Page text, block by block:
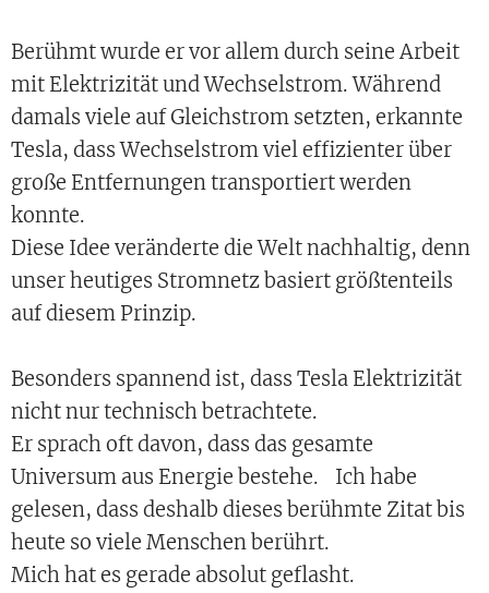
Berühmt wurde er vor allem durch seine Arbeit
mit Elektrizität und Wechselstrom. Während
damals viele auf Gleichstrom setzten, erkannte
Tesla, dass Wechselstrom viel effizienter über
große Entfernungen transportiert werden
konnte.
Diese Idee veränderte die Welt nachhaltig, denn
unser heutiges Stromnetz basiert größtenteils
auf diesem Prinzip.
Besonders spannend ist, dass Tesla Elektrizität
nicht nur technisch betrachtete.
Er sprach oft davon, dass das gesamte
Universum aus Energie bestehe. Ich habe
gelesen, dass deshalb dieses berühmte Zitat bis
heute so viele Menschen berührt.
Mich hat es gerade absolut geflasht.